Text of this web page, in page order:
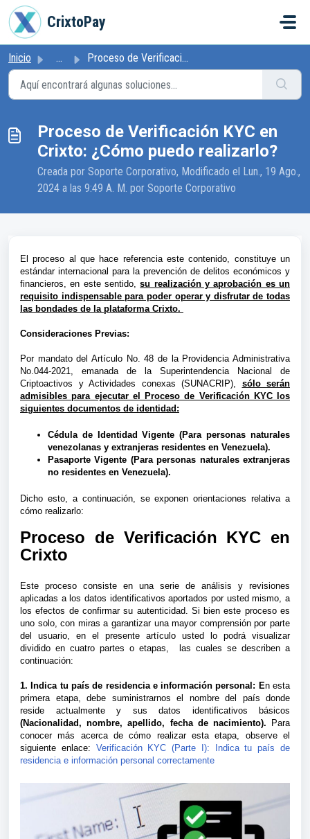
Ir al contenido principal
CrixtoPay
Inicio ... Proceso de Verificación KYC en Crixto: ¿Cómo puedo realiz...
Proceso de Verificación KYC en
Crixto: ¿Cómo puedo realizarlo?
Creada por Soporte Corporativo, Modificado el Lun., 19 Ago.,
2024 a las 9:49 A. M. por Soporte Corporativo
El proceso al que hace referencia este contenido, constituye un
estándar internacional para la prevención de delitos económicos y
financieros, en este sentido,su realización y aprobación es un
requisito indispensable para poder operar y disfrutar de todas
las bondades de la plataforma Crixto.
Consideraciones Previas:
Por mandato del Artículo No. 48 de la Providencia Administrativa
No.044-2021, emanada de la Superintendencia Nacional de
Criptoactivos y Actividades conexas (SUNACRIP), sólo serán
admisiblespara ejecutar el Proceso de Verificación KYC los
siguientes documentos de identidad:
Cédula de Identidad Vigente (Para personas naturales
venezolanas y extranjeras residentes en Venezuela).
Pasaporte Vigente (Para personas naturales extranjeras
no residentes en Venezuela).
Dicho esto, a continuación, se exponen orientaciones relativa a
cómo realizarlo:
Proceso de Verificación KYC en
Crixto
Este proceso consiste en una serie de análisis y revisiones
aplicadas a los datos identificativos aportados por usted mismo, a
los efectos de confirmar su autenticidad. Si bien este proceso es
uno solo, con miras a garantizar una mayor comprensión por parte
del usuario, en el presente artículo usted lo podrá visualizar
dividido en cuatro partes o etapas, las cuales se describen a
continuación:
1. Indica tu país de residencia e información personal: En esta
primera etapa, debe suministrarnos el nombre del país donde
reside actualmente y sus datos identificativos básicos
(Nacionalidad, nombre, apellido, fecha de nacimiento). Para
conocer más acerca de cómo realizar esta etapa, observe el
siguiente enlace: Verificación KYC (Parte I): Indica tu país de
residencia e información personal correctamente